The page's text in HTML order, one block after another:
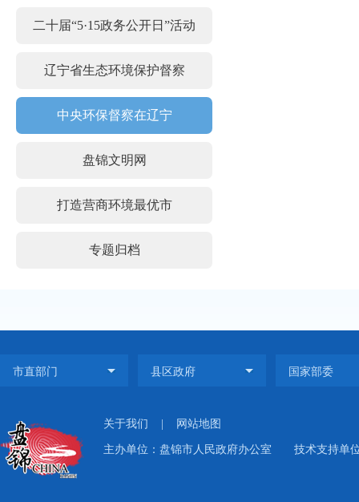
二十届“5·15政务公开日”活动
辽宁省生态环境保护督察
中央环保督察在辽宁
盘锦文明网
打造营商环境最优市
专题归档
关于我们 网站地图
主办单位：盘锦市人民政府办公室 技术支持单